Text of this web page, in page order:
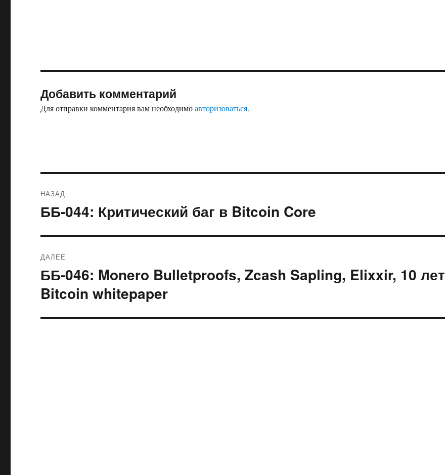
Добавить комментарий
Для отправки комментария вам необходимоавторизоваться.
по
НАЗАД
Предыдущая
ББ-044: Критический баг в Bitcoin Core
ДАЛЕЕ
Следующая
запись:
ББ-046: Monero Bulletproofs, Zcash Sapling, Elixxir, 10 лет
Bitcoin whitepaper